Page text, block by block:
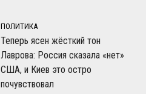
ПОЛИТИКА
Теперь ясен жёсткий тон
Лаврова: Россия сказала «нет»
США, и Киев это остро
почувствовал